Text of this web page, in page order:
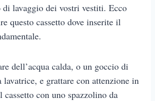
di lavaggio dei vostri vestiti. Ecco
questo cassetto dove inserite il
dell’acqua calda, o un goccio di
lavatrice, e grattare con attenzione in
cassetto con uno spazzolino da